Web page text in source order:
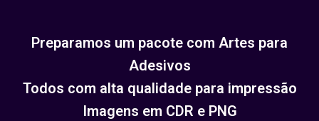
Preparamos um pacote com Artes para
Adesivos
Todos com alta qualidade para impressão
Imagens em CDR e PNG